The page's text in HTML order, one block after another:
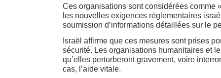
Ces organisations sont considérées comme
les nouvelles exigences réglementaires
soumission d’informations détaillées sur le
Israël affirme que ces mesures sont prises
sécurité. Les organisations humanitaires et
qu’elles perturberont gravement, voire
cas, l’aide vitale.